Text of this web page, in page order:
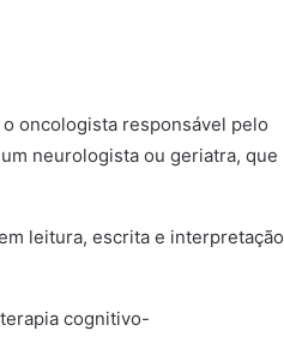
oncologista responsável pelo
neurologista ou geriatra, que
leitura, escrita e interpretação
cognitivo-